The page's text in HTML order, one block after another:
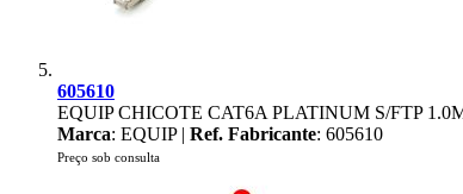
605610
EQUIP CHICOTE CAT6A PLATINUM S/FTP
Marca: EQUIP | Ref. Fabricante: 605610
Preço sob consulta